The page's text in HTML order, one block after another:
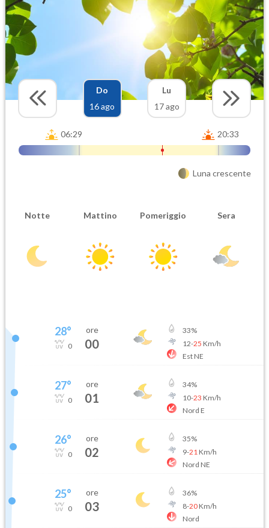
Do
16 ago
Lu
17 ago
06:29 20:33
Luna crescente
Notte Mattino Pomeriggio Sera
28°
0
ore
00
33%
12-25 Km/h
Est NE
27°
0
ore
01
34%
10-23 Km/h
Nord E
26°
0
ore
02
35%
9-21 Km/h
Nord NE
25°
0
ore
03
36%
8-20Km/h
Nord